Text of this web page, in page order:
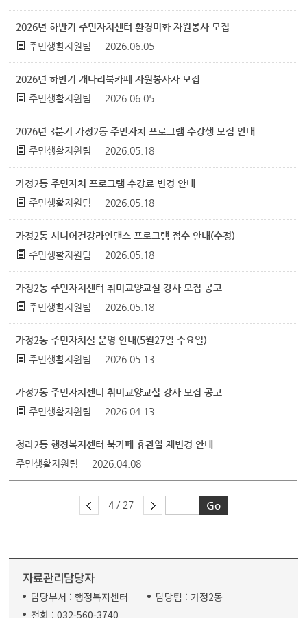
2026년 하반기 주민자치센터 환경미화 자원봉사 모집
주민생활지원팀
2026.06.05
2026년 하반기 개나리북카페 자원봉사자 모집
주민생활지원팀
2026.06.05
2026년 3분기 가정2동 주민자치 프로그램 수강생 모집 안내
주민생활지원팀
2026.05.18
가정2동 주민자치 프로그램 수강료 변경 안내
주민생활지원팀
2026.05.18
가정2동 시니어건강라인댄스 프로그램 접수 안내(수정)
주민생활지원팀
2026.05.18
가정2동 주민자치센터 취미교양교실 강사 모집 공고
주민생활지원팀
2026.05.18
가정2동 주민자치실 운영 안내(5월27일 수요일)
주민생활지원팀
2026.05.13
가정2동 주민자치센터 취미교양교실 강사 모집 공고
주민생활지원팀
2026.04.13
청라2동 행정복지센터 북카페 휴관일 재변경 안내
주민생활지원팀
2026.04.08
4 / 27
자료관리담당자
담당부서 : 행정복지센터 담당팀 : 가정2동
전화 : 032-560-3740